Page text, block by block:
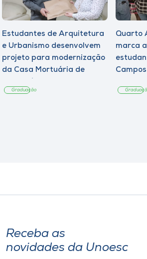
Estudantes de Arquitetura
e Urbanismo desenvolvem
projeto para modernização
da Casa Mortuária de
Graduação
Quarto
marca
Receba as
novidades da Unoesc